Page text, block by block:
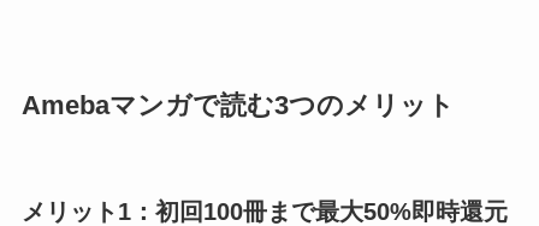
Amebaマンガで読む3つのメリット
メリット1：初回100冊まで最大50%即時還元